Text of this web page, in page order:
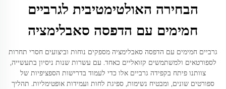
הבחירה האולטימטיבית לגרביים
חמימים עם הדפסה סאבלימציה
גרביים חמימים עם הדפסה סאבלימציה מספקים נוחות וביצועים חסרי תחרות
לספורטאים ולמשתמשים קזואליים כאחד. עם עשרות שנות ניסיון בתעשייה,
צוותנו פיתח בקפידה גרביים אלו כדי לעמוד בדרישות הספציפיות של
ספורטים שונים, ומבטיח נשימות, ספיגת לחות ועמידות אופטימליות. תהליך